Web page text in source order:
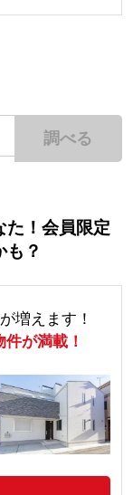
調べる
た！会員限定
も？
増えます！
件が満載！